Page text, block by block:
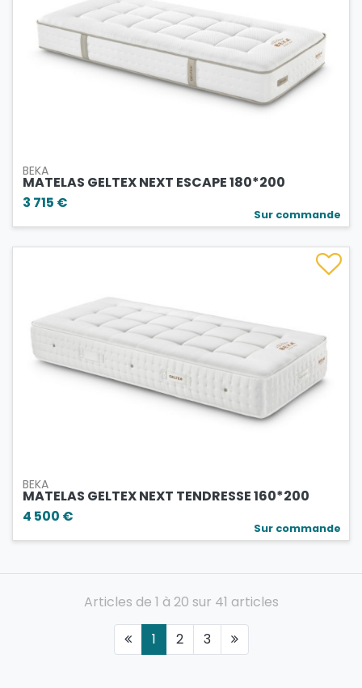
BEKA
MATELAS GELTEX NEXT ESCAPE 180*200
3 715 €
Sur commande
BEKA
MATELAS GELTEX NEXT TENDRESSE 160*200
4 500 €
Sur commande
Articles de 1 à 20 sur 41 articles
1
2 3